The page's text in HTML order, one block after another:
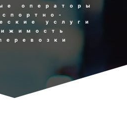
операторы
услуги